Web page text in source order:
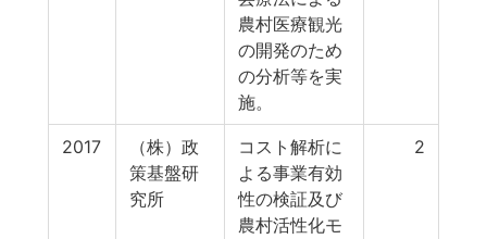
農村医療観光
の開発のため
の分析等を実
施。
2017
（株）政
策基盤研
究所
コスト解析に
よる事業有効
性の検証及び
農村活性化モ
2